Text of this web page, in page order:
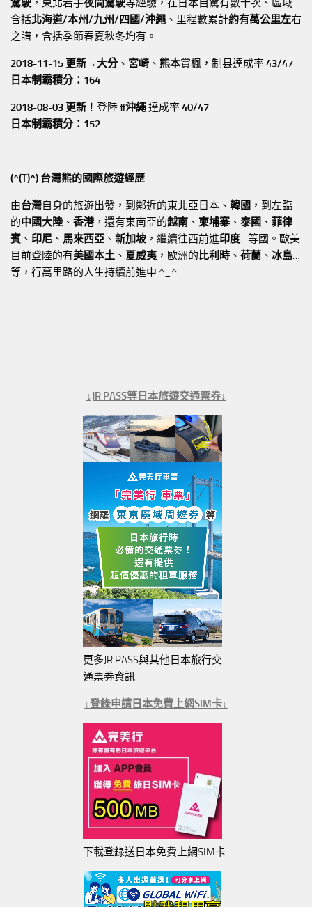
駕駛 ，東北岩手夜間駕駛等經驗，在日本自駕有數十次、區域
含括北海道/本州/九州/四國/沖繩 、里程數累計約有萬公里左右
之譜，含括季節春夏秋冬均有。
2018-11-15 更新→ 大分、 宮崎 、 熊本賞楓，制县達成率43/47
日本制霸積分：164
2018-08-03 更新 ！登陸#沖繩達成率40/47
日本制霸積分：152
(^(T)^) 台灣熊的國際旅遊經歷
由台灣自身的旅遊出發，到鄰近的東北亞日本、 韓國 ，到左臨
的中國大陸 、 香港，還有東南亞的越南 、 柬埔寨 、 泰國 、 菲律
賓 、 印尼 、 馬來西亞 、 新加坡 ，繼續往西前進印度…等國。歐美
目前登陸的有美國本土 、 夏威夷 ，歐洲的比利時 、 荷蘭 、 冰島…
等，行萬里路的人生持續前進中 ^_^
↓JR PASS等日本旅遊交通票券↓
更多JR PASS與其他日本旅行交
通票券資訊
↓登錄申請日本免費上網SIM卡↓
下載登錄送日本免費上網SIM卡